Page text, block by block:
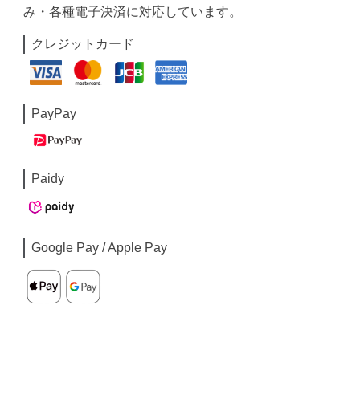
み・各種電子決済に対応しています。
クレジットカード
PayPay
Paidy
Google Pay / Apple Pay